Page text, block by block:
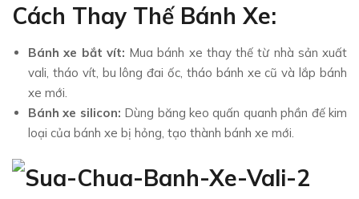
Cách Thay Thế Bánh Xe:
Bánh xe bắt vít: Mua bánh xe thay thế từ nhà sản xuất
vali, tháo vít, bu lông đai ốc, tháo bánh xe cũ và lắp bánh
xe mới.
Bánh xe silicon: Dùng băng keo quấn quanh phần đế kim
loại của bánh xe bị hỏng, tạo thành bánh xe mới.